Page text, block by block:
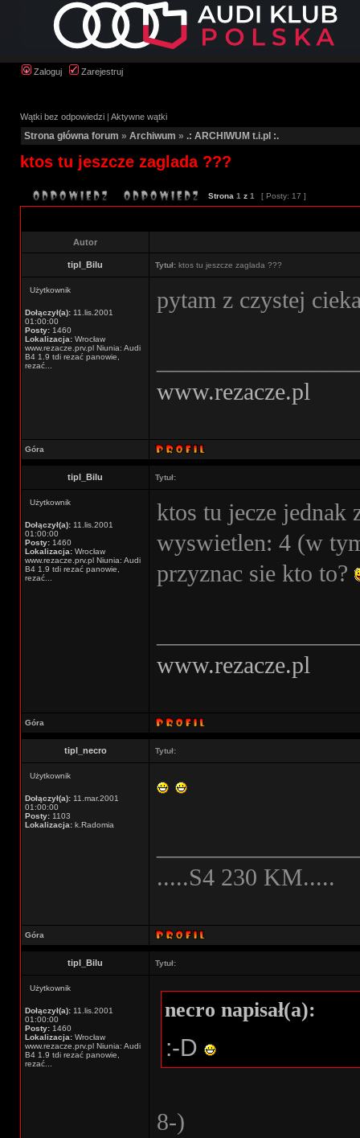
Zaloguj Zarejestruj
Wątki bez odpowiedzi | Aktywne wątki
Strona główna forum » Archiwum » .: ARCHIWUM t.i.pl :.
ktos tu jeszcze zaglada ???
Strona 1 z 1 [ Posty: 17 ]
Autor
tipl_Bilu Tytuł: ktos tu jeszcze zaglada ???
Użytkownik
Dołączył(a): 11.lis.2001
01:00:00
Posty: 1460
Lokalizacja: Wrocław
www.rezacze.prv.pl Niunia: Audi
B4 1.9 tdi rezać panowie,
rezać...
pytam z czystej
www.rezacze.pl
Góra
tipl_Bilu Tytuł:
Użytkownik
Dołączył(a): 11.lis.2001
01:00:00
Posty: 1460
Lokalizacja: Wrocław
www.rezacze.prv.pl Niunia: Audi
B4 1.9 tdi rezać panowie,
rezać...
ktos tu jecze jednak
wyswietlen: 4 (w
przyznac sie kto to?
www.rezacze.pl
Góra
tipl_necro Tytuł:
Użytkownik
Dołączył(a): 11.mar.2001
01:00:00
Posty: 1103
Lokalizacja: k.Radomia
.....S4 230 KM.....
Góra
tipl_Bilu Tytuł:
Użytkownik
Dołączył(a): 11.lis.2001
01:00:00
Posty: 1460
Lokalizacja: Wrocław
www.rezacze.prv.pl Niunia: Audi
B4 1.9 tdi rezać panowie,
rezać...
necro napisał(a):
:-D
8-)